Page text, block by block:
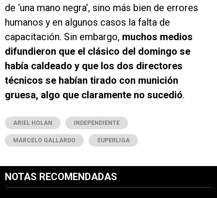
de ‘una mano negra’, sino más bien de errores
humanos y en algunos casos la falta de
capacitación. Sin embargo, muchos medios
difundieron que el clásico del domingo se
había caldeado y que los dos directores
técnicos se habían tirado con munición
gruesa, algo que claramente no sucedió.
ARIEL HOLAN INDEPENDIENTE
MARCELO GALLARDO SUPERLIGA
NOTAS RECOMENDADAS